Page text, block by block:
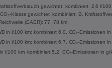
gewichtet, kombiniert: 2,6 l/
Klasse gewichtet, kombiniert: B.
(EAER): 77−78 km.
in l/100 km: kombiniert 6,0. CO₂-Emissionen
in l/100 km: kombiniert 6,7. CO₂-Emissionen
l/100 km: kombiniert 5,2. CO₂-Emissionen in g/